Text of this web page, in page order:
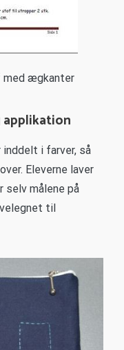
med ægkanter
applikation
i farver, så
Eleverne laver
selv målene på
til